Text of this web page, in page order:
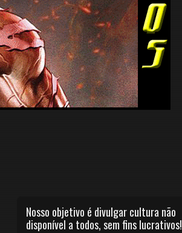
Nosso objetivo é divulgar cultura não
disponível a todos, sem fins lucrativos!